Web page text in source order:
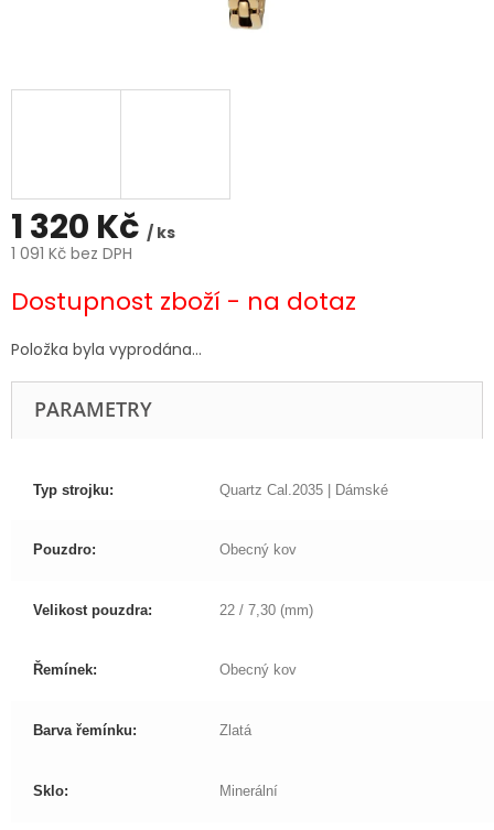
1 320 Kč / ks
1 091 Kč bez DPH
cena:
Dostupnost zboží - na dotaz
Položka byla vyprodána…
PARAMETRY
Typ strojku: Quartz Cal.2035 | Dámské
Pouzdro: Obecný kov
Velikost pouzdra: 22 / 7,30 (mm)
Řemínek: Obecný kov
Barva řemínku: Zlatá
Sklo: Minerální